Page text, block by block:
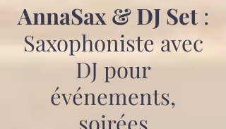
AnnaSax & DJ Set:
Saxophoniste avec
DJ pour
événements,
soirées